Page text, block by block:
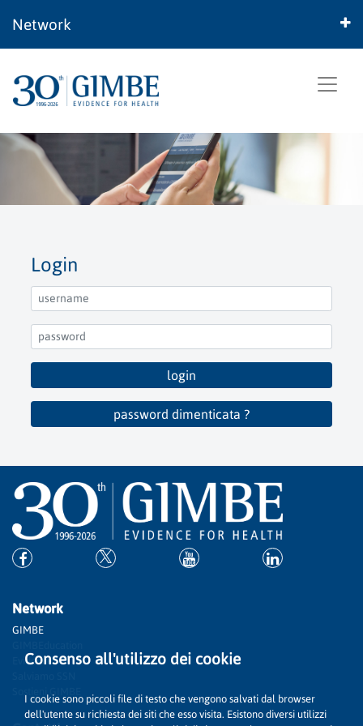
Network
Login
login
password dimenticata ?
Network
GIMBE
Evidence
Sostieni GIMBE
Consenso all'utilizzo dei cookie
I cookie sono piccoli file di testo che vengono salvati dal browser
dell'utente su richiesta dei siti che esso visita. Esistono diversi utilizzi